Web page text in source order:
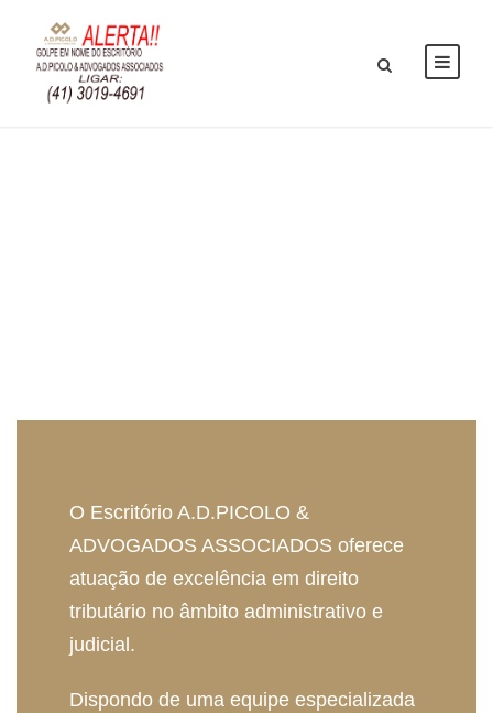
O Escritório A.D.PICOLO &
ADVOGADOS ASSOCIADOS oferece
atuação de excelência em direito
tributário no âmbito administrativo e
judicial.
Dispondo de uma equipe especializada